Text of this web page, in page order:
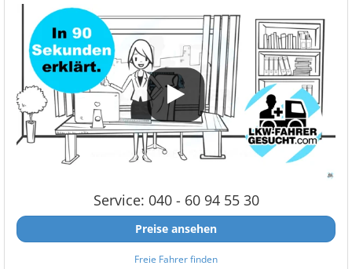
Service: 040 - 60 94 55 30
Preise ansehen
Freie Fahrer finden